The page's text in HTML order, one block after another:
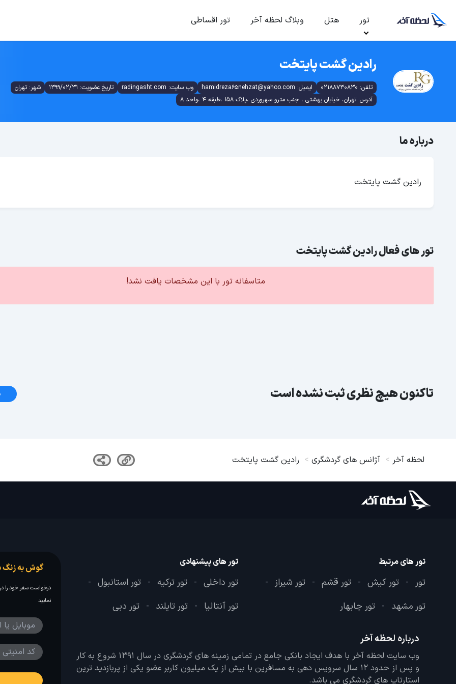
تور هتل وبلاگ لحظه آخر تور اقساطی
رادین گشت پایتخت
تلفن: 02188730830 ایمیل: hamidreza65nehzat@yahoo.com وب سایت: radingasht.com تاریخ عضویت: 1399/02/31
شهر: تهران
آدرس: تهران، خیابان بهشتی ، جنب مترو سهروردی ،پلاک 158 ،طبقه 4 ،واحد 8
درباره ما
رادین گشت پایتخت
تور های فعال رادین گشت پایتخت
متاسفانه تور با این مشخصات یافت نشد!
تاکنون هیچ نظری ثبت نشده است
لحظه آخر آژانس های گردشگری رادین گشت پایتخت
تور های مرتبط
تور - تور کیش - تور قشم - تور شیراز -
تور مشهد - تور چابهار
تور های پیشنهادی
تور داخلی - تور ترکیه - تور استانبول -
تور آنتالیا - تور تایلند - تور دبی
درباره لحظه آخر
وب سایت لحظه آخر با هدف ایجاد بانکی جامع در تمامی زمینه های گردشگری در سال 1391 شروع به کار
و پس از حدود 12 سال سرویس دهی به مسافرین با بیش از یک میلیون کاربر عضو یکی از پربازدید ترین
استارتاپ های گردشگری می باشد.
گوش به زنگ
درخواست سفر خود را
نمایید